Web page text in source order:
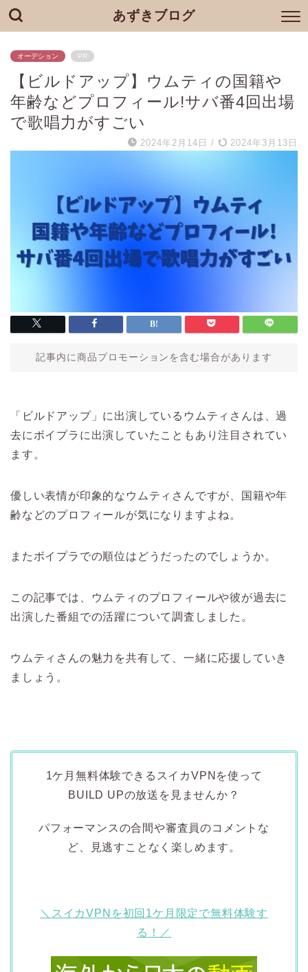
あずきブログ
オーデション PR
【ビルドアップ】ウムティの国籍や
年齢などプロフィール!サバ番4回出場
で歌唱力がすごい
2024年2月14日 / 2024年3月13日
記事内に商品プロモーションを含む場合があります
「ビルドアップ」に出演しているウムティさんは、過
去にボイプラに出演していたこともあり注目されてい
ます。
優しい表情が印象的なウムティさんですが、国籍や年
齢などのプロフィールが気になりますよね。
またボイプラでの順位はどうだったのでしょうか。
この記事では、ウムティのプロフィールや彼が過去に
出演した番組での活躍について調査しました。
ウムティさんの魅力を共有して、一緒に応援していき
ましょう。
1ケ月無料体験できるスイカVPNを使って
BUILD UPの放送を見ませんか？
パフォーマンスの合間や審査員のコメントな
ど、見逃すことなく楽しめます。
＼スイカVPNを初回1ケ月限定で無料体験す
る ！／